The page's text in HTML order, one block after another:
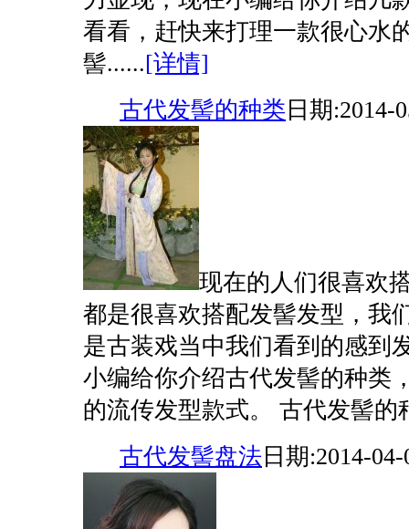
看看，赶快来打理一款很心水
髻......[详情]
古代发髻的种类日期:2014-
现在的人们很喜欢
都是很喜欢搭配发髻发型，我
是古装戏当中我们看到的感到
小编给你介绍古代发髻的种类
的流传发型款式。 古代发髻的
古代发髻盘法日期:2014-04-